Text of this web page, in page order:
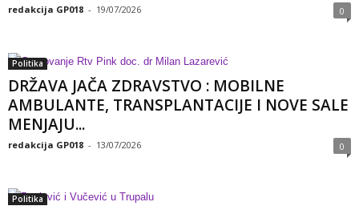
redakcija GP018 - 19/07/2026 0
Politika
DRŽAVA JAČA ZDRAVSTVO : MOBILNE
AMBULANTE, TRANSPLANTACIJE I NOVE SALE
MENJAJU...
redakcija GP018 - 13/07/2026 0
Politika